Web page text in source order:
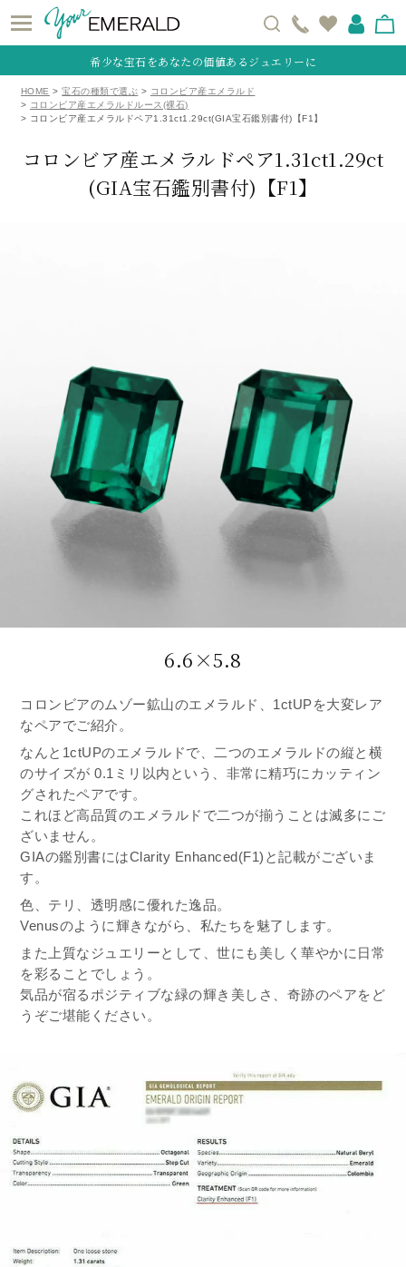
希少な宝石をあなたの価値あるジュエリーに
HOME 宝石の種類で選ぶ
コロンビア産エメラルド
コロンビア産エメラルドルース(裸石)
コロンビア産エメラルドペア1.31ct1.29ct(GIA宝石鑑別書付)【F1】
コロンビア産エメラルドペア1.31ct1.29ct
(GIA宝石鑑別書付)【F1】
6.6×5.8
コロンビアのムゾー鉱山のエメラルド、1ctUPを大変レア
なペアでご紹介。
なんと1ctUPのエメラルドで、二つのエメラルドの縦と横
のサイズが 0.1ミリ以内という、非常に精巧にカッティン
グされたペアです。
これほど高品質のエメラルドで二つが揃うことは滅多にご
ざいません。
GIAの鑑別書にはClarity Enhanced(F1)と記載がございま
す。
色、テリ、透明感に優れた逸品。
Venusのように輝きながら、私たちを魅了します。
また上質なジュエリーとして、世にも美しく華やかに日常
を彩ることでしょう。
気品が宿るポジティブな緑の輝き美しさ、奇跡のペアをど
うぞご堪能ください。